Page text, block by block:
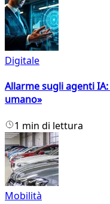
Digitale
Allarme sugli agenti
umano»
1 min di lettura
Mobilità